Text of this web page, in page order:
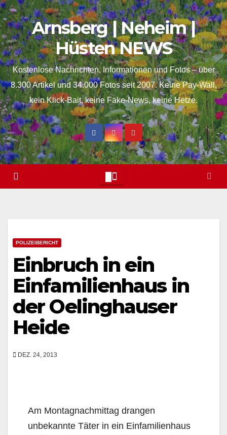
springen
Skip
to
content
Arnsberg | Neheim |
Hüsten NEWS
Kostenlose Nachrichten, Informationen und Fotos – über
8.300 Artikel und 34.000 Fotos seit 2007. Keine Pay-Wall,
kein Klick-Bait, keine Fake-News, keine Hetze.
POLIZEIBERICHT
Einbruch in ein
Einfamilienhaus in
der Oelinghauser
Heide
DEZ. 24, 2013
Am Montagnachmittag drangen
unbekannte Täter in ein Einfamilienhaus